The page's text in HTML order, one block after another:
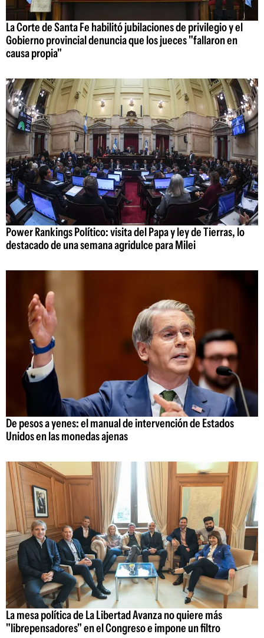
La Corte de Santa Fe habilitó jubilaciones de privilegio y el
Gobierno provincial denuncia que los jueces "fallaron en
causa propia"
Power Rankings Político: visita del Papa y ley de Tierras, lo
destacado de una semana agridulce para Milei
De pesos a yenes: el manual de intervención de Estados
Unidos en las monedas ajenas
La mesa política de La Libertad Avanza no quiere más
"librepensadores" en el Congreso e impone un filtro